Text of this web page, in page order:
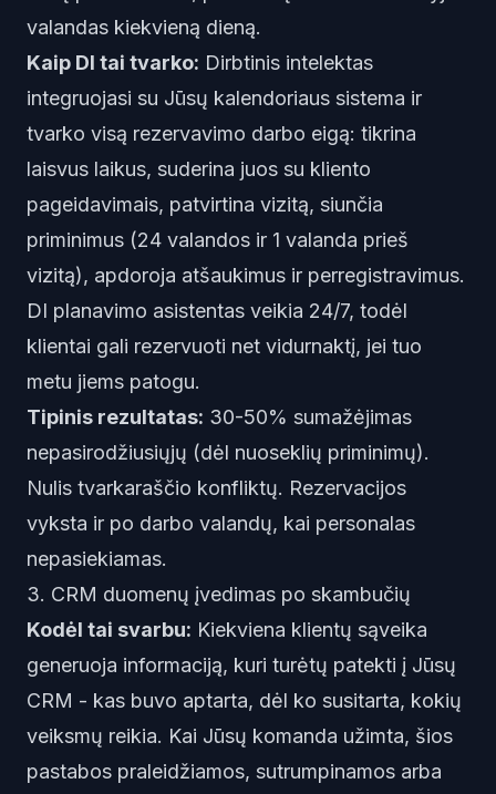
valandas kiekvieną dieną.
Kaip DI tai tvarko: Dirbtinis intelektas
integruojasi su Jūsų kalendoriaus sistema ir
tvarko visą rezervavimo darbo eigą: tikrina
laisvus laikus, suderina juos su kliento
pageidavimais, patvirtina vizitą, siunčia
priminimus (24 valandos ir 1 valanda prieš
vizitą), apdoroja atšaukimus ir perregistravimus.
DI planavimo asistentas veikia 24/7, todėl
klientai gali rezervuoti net vidurnaktį, jei tuo
metu jiems patogu.
Tipinis rezultatas: 30-50% sumažėjimas
nepasirodžiusiųjų (dėl nuoseklių priminimų).
Nulis tvarkaraščio konfliktų. Rezervacijos
vyksta ir po darbo valandų, kai personalas
nepasiekiamas.
3. CRM duomenų įvedimas po skambučių
Kodėl tai svarbu: Kiekviena klientų sąveika
generuoja informaciją, kuri turėtų patekti į Jūsų
CRM - kas buvo aptarta, dėl ko susitarta, kokių
veiksmų reikia. Kai Jūsų komanda užimta, šios
pastabos praleidžiamos, sutrumpinamos arba